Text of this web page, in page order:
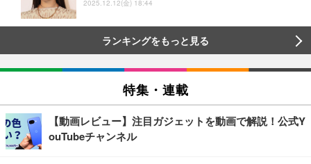
2025.12.12(金) 18:44
ランキングをもっと見る
特集・連載
【動画レビュー】注目ガジェットを動画で解説！公式Y
ouTubeチャンネル